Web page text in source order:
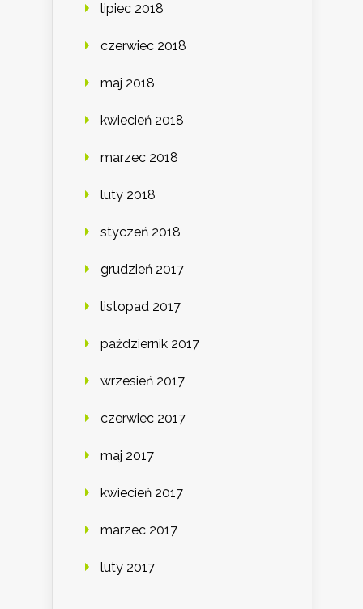
lipiec 2018
czerwiec 2018
maj 2018
kwiecień 2018
marzec 2018
luty 2018
styczeń 2018
grudzień 2017
listopad 2017
październik 2017
wrzesień 2017
czerwiec 2017
maj 2017
kwiecień 2017
marzec 2017
luty 2017